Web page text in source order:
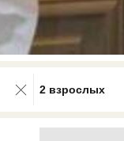
0 results
2 взрослых